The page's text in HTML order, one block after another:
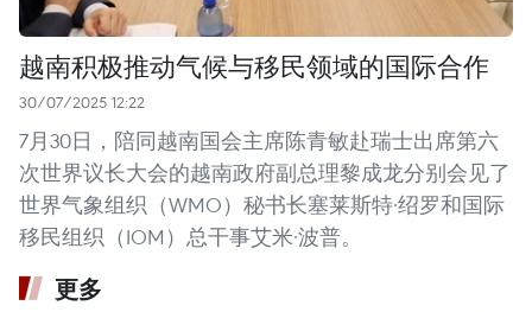
越南积极推动气候与移民领域的国际合作
30/07/2025 12:22
7月30日，陪同越南国会主席陈青敏赴瑞士出席第六
次世界议长大会的越南政府副总理黎成龙分别会见了
世界气象组织（WMO）秘书长塞莱斯特·绍罗和国际
移民组织（IOM）总干事艾米·波普。
更多